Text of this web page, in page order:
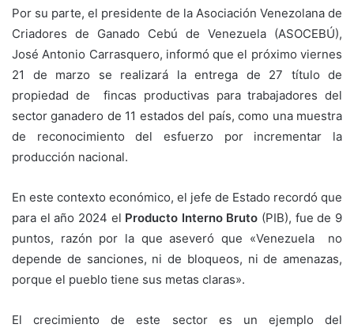
Por su parte, el presidente de la Asociación Venezolana de
Criadores de Ganado Cebú de Venezuela (ASOCEBÚ),
José Antonio Carrasquero, informó que el próximo viernes
21 de marzo se realizará la entrega de 27 título de
propiedad de fincas productivas para trabajadores del
sector ganadero de 11 estados del país, como una muestra
de reconocimiento del esfuerzo por incrementar la
producción nacional.
En este contexto económico, el jefe de Estado recordó que
para el año 2024 el Producto Interno Bruto (PIB), fue de 9
puntos, razón por la que aseveró que «Venezuela no
depende de sanciones, ni de bloqueos, ni de amenazas,
porque el pueblo tiene sus metas claras».
El crecimiento de este sector es un ejemplo del